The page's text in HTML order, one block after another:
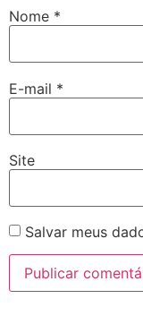
Nome *
E-mail *
Site
Salvar meus